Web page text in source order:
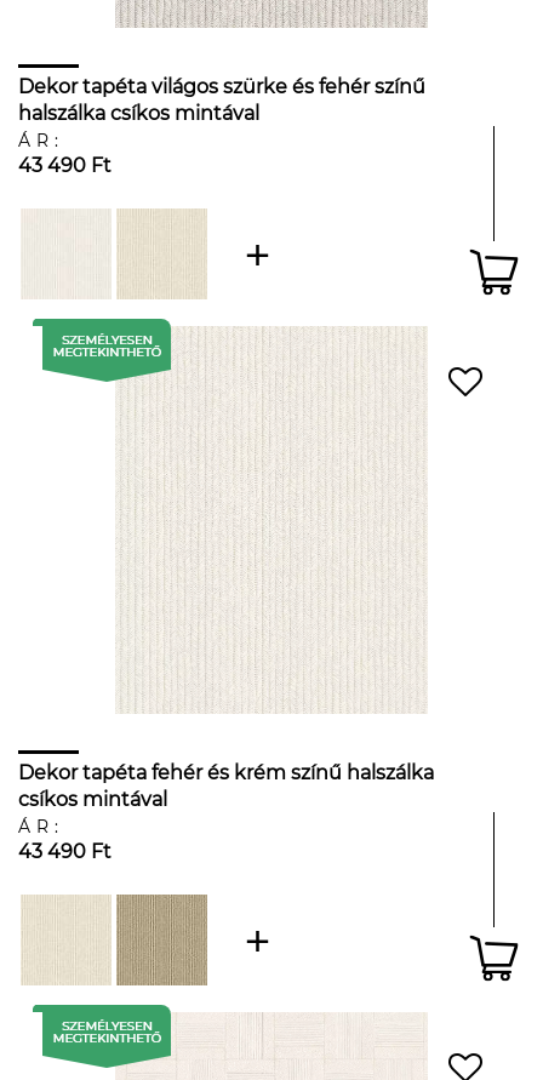
Dekor tapéta világos szürke és fehér színű
halszálka csíkos mintával
ÁR:
43 490 Ft
Dekor tapéta fehér és krém színű halszálka
csíkos mintával
ÁR:
43 490 Ft